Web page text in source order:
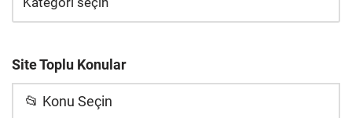
Site Toplu Konular
📂 Konu Seçin